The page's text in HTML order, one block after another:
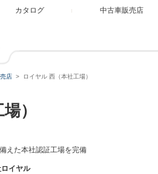
カタログ 中古車販売店
店 ロイヤル 西（本社工場）
）
えた本社認証工場を完備
イヤル